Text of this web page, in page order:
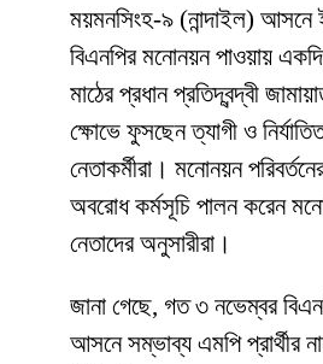
ময়মনসিংহ-৯ (নান্দাইল) আসনে
বিএনপির মনোনয়ন পাওয়ায়
মাঠের প্রধান প্রতিদ্বন্দ্বী
ক্ষোভে ফুসছেন ত্যাগী ও
নেতাকর্মীরা। মনোনয়ন
অবরোধ কর্মসূচি পালন করেন
নেতাদের অনুসারীরা।
জানা গেছে, গত ৩ নভেম্বর
আসনে সম্ভাব্য এমপি প্রার্থীর